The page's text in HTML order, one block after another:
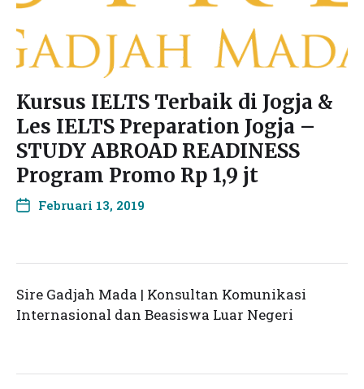
Kursus IELTS Terbaik di Jogja &
Les IELTS Preparation Jogja –
STUDY ABROAD READINESS
Program Promo Rp 1,9 jt
Februari 13, 2019
Sire Gadjah Mada | Konsultan Komunikasi
Internasional dan Beasiswa Luar Negeri